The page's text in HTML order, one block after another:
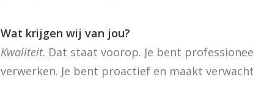
Wat krijgen wij van jou?
Kwaliteit. Dat staat voorop. Je bent
verwerken. Je bent proactief en maakt